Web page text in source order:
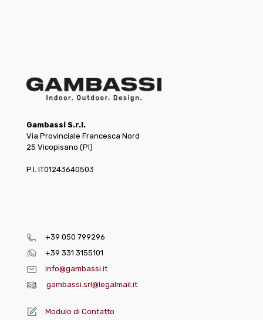
Gambassi S.r.l.
Via Provinciale Francesca Nord
25 Vicopisano (PI)
P.I. IT01243640503
+39 050 799296
+39 331 3155101
info@gambassi.it
gambassi.srl@legalmail.it
Modulo di Contatto